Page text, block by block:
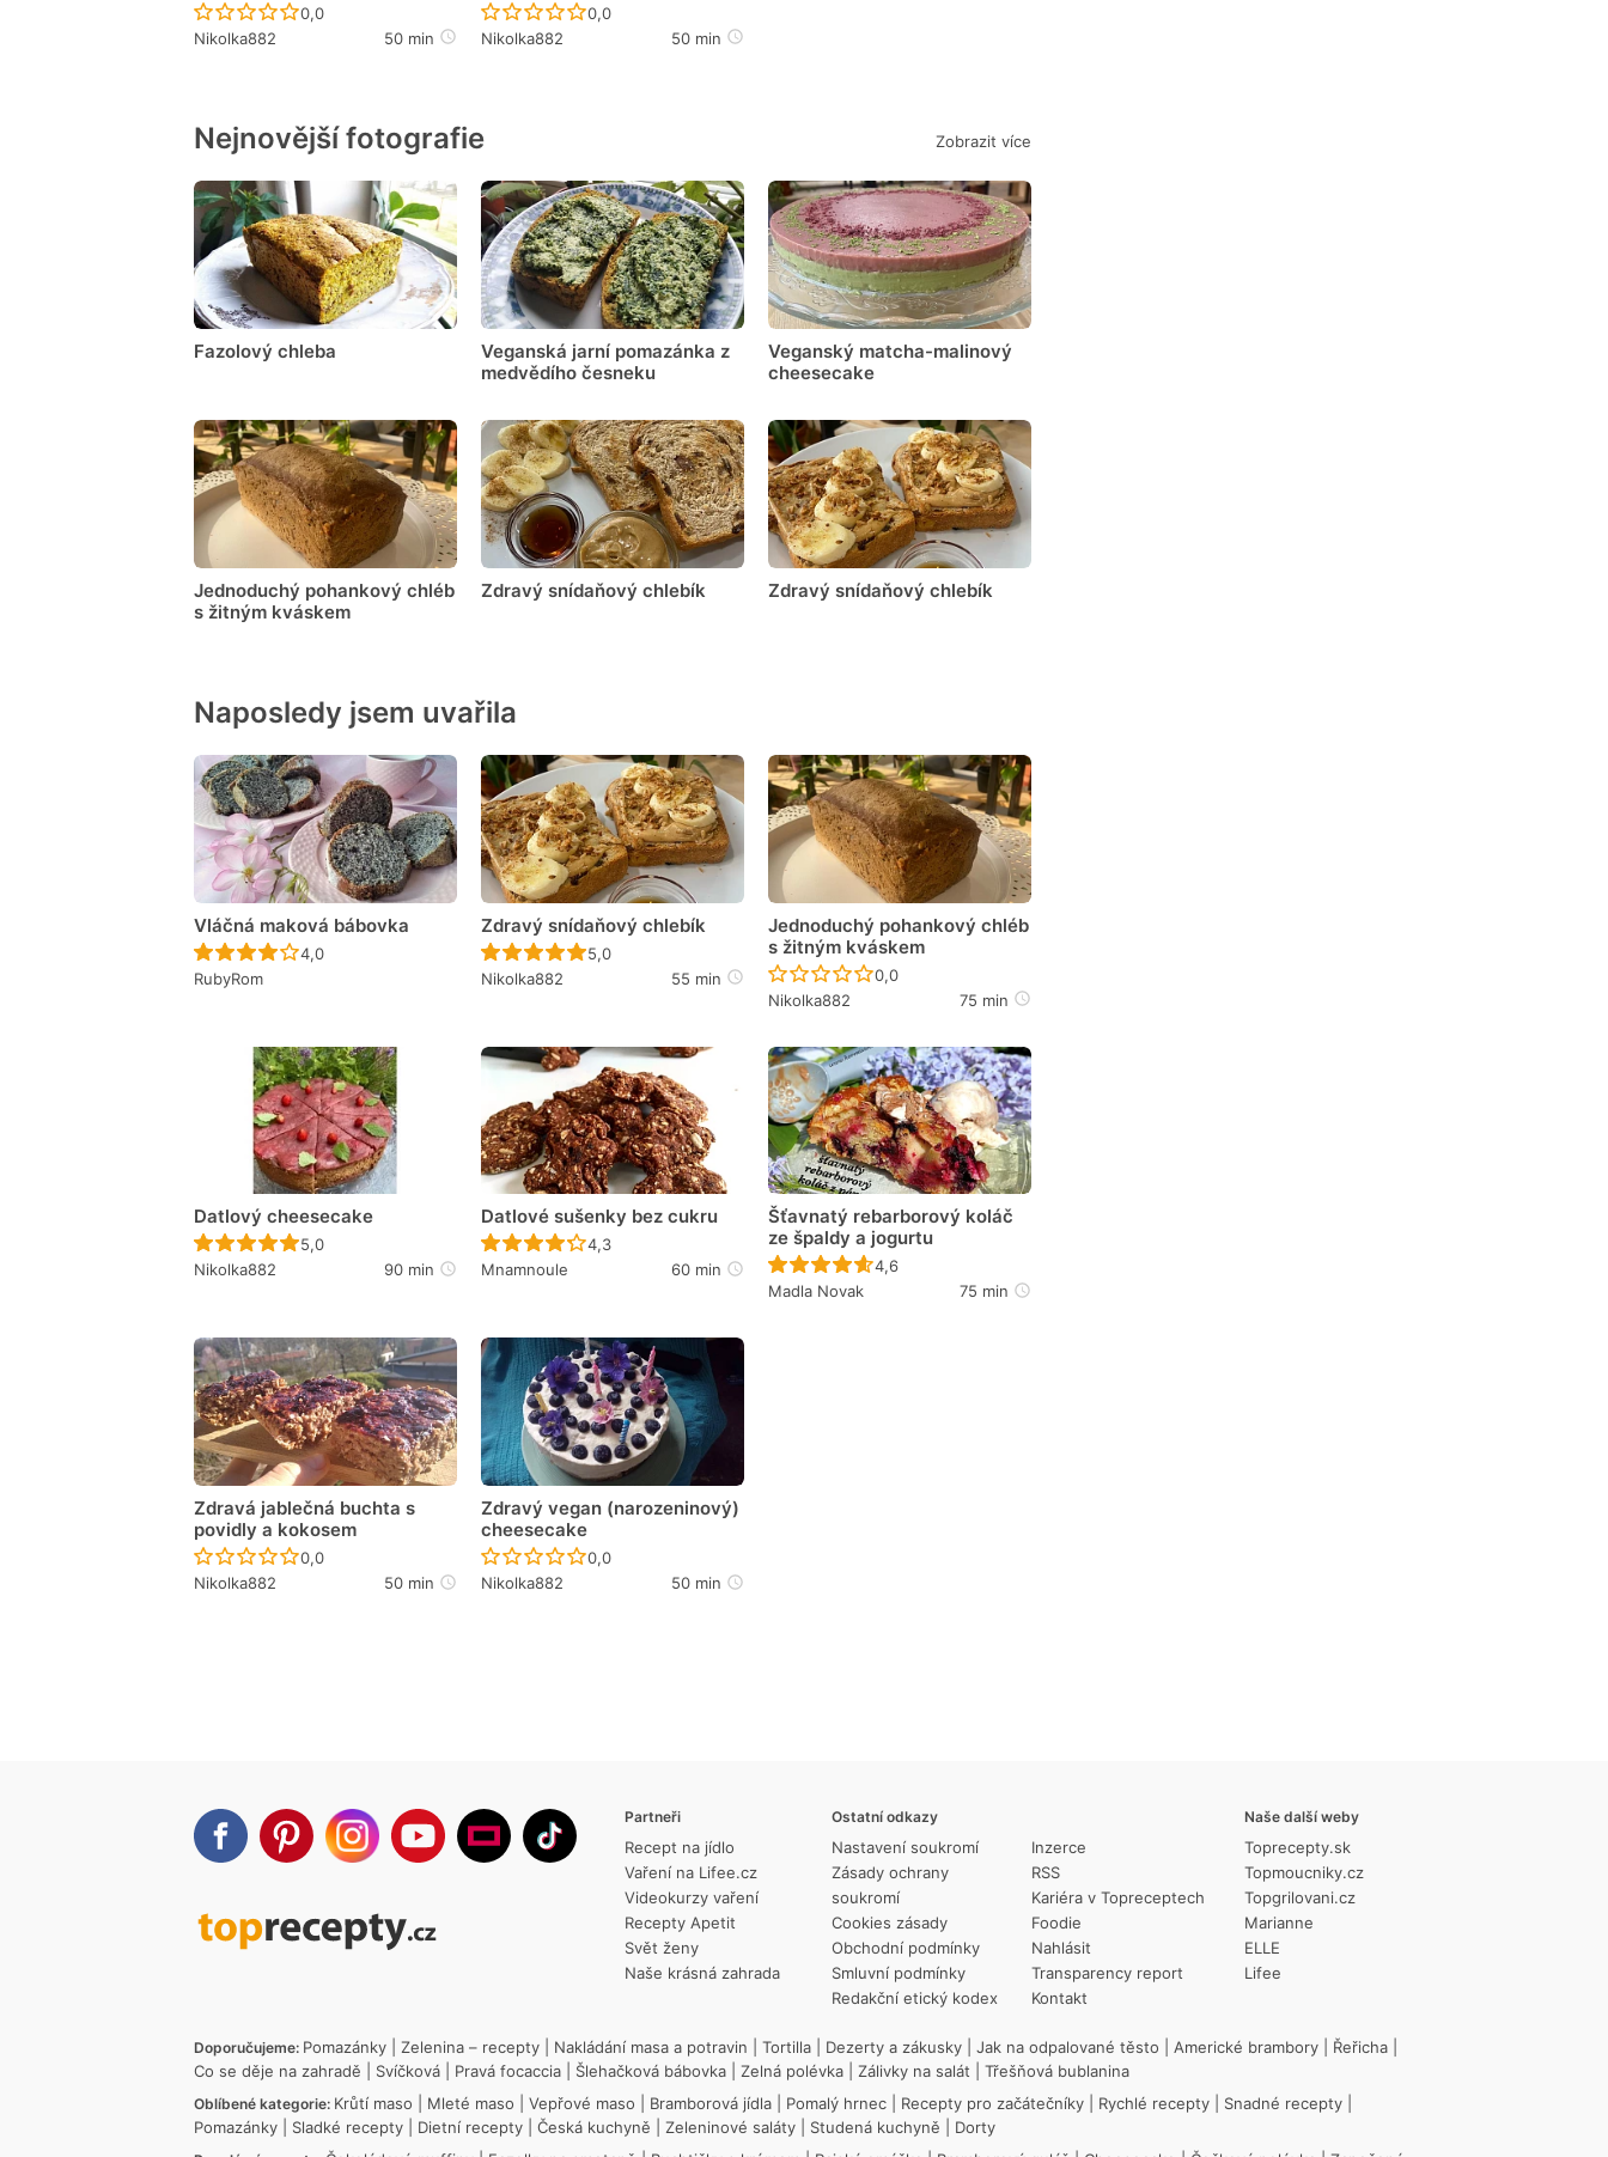
Recept ještě nebyl hodnocen
0,0
Nikolka882
50 min
Recept ještě nebyl hodnocen
0,0
Nikolka882
50 min
Nejnovější fotografie Zobrazit více
Fazolový chleba
Veganská jarní pomazánka z
medvědího česneku
Veganský matcha-malinový
cheesecake
Jednoduchý pohankový chléb
s žitným kváskem
Zdravý snídaňový chlebík Zdravý snídaňový chlebík
Naposledy jsem uvařila
Vláčná maková bábovka
Recept ještě nebyl hodnocen
4,0
RubyRom
Zdravý snídaňový chlebík
Recept ještě nebyl hodnocen
5,0
Nikolka882
55 min
Jednoduchý pohankový chléb
s žitným kváskem
Recept ještě nebyl hodnocen
0,0
Nikolka882
75 min
Datlový cheesecake
Recept ještě nebyl hodnocen
5,0
Nikolka882
90 min
Datlové sušenky bez cukru
Recept ještě nebyl hodnocen
4,3
Mnamnoule
60 min
Šťavnatý rebarborový koláč
ze špaldy a jogurtu
Recept ještě nebyl hodnocen
4,6
Madla Novak
75 min
Zdravá jablečná buchta s
povidly a kokosem
Recept ještě nebyl hodnocen
0,0
Nikolka882
50 min
Zdravý vegan (narozeninový)
cheesecake
Recept ještě nebyl hodnocen
0,0
Nikolka882
50 min
Partneři
Recept na jídlo
Vaření na Lifee.cz
Videokurzy vaření
Recepty Apetit
Svět ženy
Naše krásná zahrada
Ostatní odkazy
Nastavení soukromí
Zásady ochrany
soukromí
Cookies zásady
Obchodní podmínky
Smluvní podmínky
Redakční etický kodex
Inzerce
RSS
Kariéra v Topreceptech
Foodie
Nahlásit
Transparency report
Kontakt
Naše další weby
Toprecepty.sk
Topmoucniky.cz
Topgrilovani.cz
Marianne
ELLE
Lifee
Doporučujeme: Pomazánky Zelenina – recepty Nakládání masa a potravin Tortilla Dezerty a zákusky Jak na odpalované těsto Americké brambory Řeřicha
Co se děje na zahradě
Svíčková Pravá focaccia Šlehačková bábovka Zelná polévka Zálivky na salát Třešňová bublanina
Oblíbené kategorie: Krůtí maso Mleté maso Vepřové maso Bramborová jídla Pomalý hrnec Recepty pro začátečníky Rychlé recepty Snadné recepty
Pomazánky
Sladké recepty Dietní recepty Česká kuchyně Zeleninové saláty Studená kuchyně Dorty